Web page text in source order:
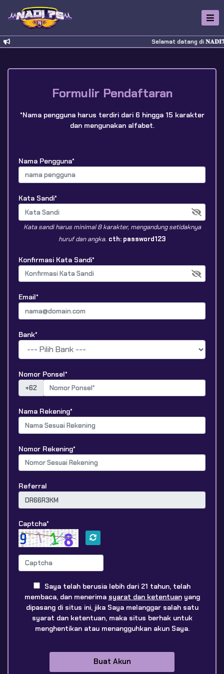
Selamat datang di
Formulir Pendaftaran
*Nama pengguna harus terdiri dari 6 hingga 15 karakter
dan mengunakan alfabet.
Nama Pengguna*
Kata Sandi*
Kata sandi harus minimal 8 karakter, mengandung setidaknya
huruf dan angka. cth: password123
Konfirmasi Kata Sandi*
Email*
Bank*
Nomor Ponsel*
+62
Nama Rekening*
Nomor Rekening*
Referral
Captcha*
Saya telah berusia lebih dari 21 tahun, telah
membaca, dan menerima syarat dan ketentuanyang
dipasang di situs ini, jika Saya melanggar salah satu
syarat dan ketentuan, maka situs berhak untuk
menghentikan atau menangguhkan akun Saya.
Buat Akun